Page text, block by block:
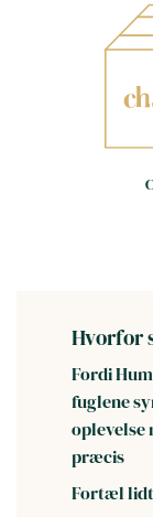
Hvorfor
Fordi
fuglene
oplevelse
præcis
Fortæl